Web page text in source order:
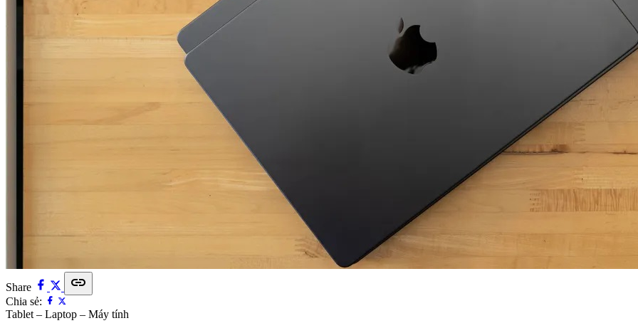
Share link
Chia sẻ:
Tablet – Laptop – Máy tính